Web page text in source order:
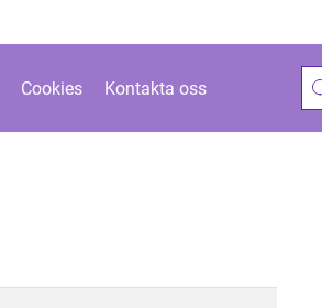
Cookies Kontakta oss